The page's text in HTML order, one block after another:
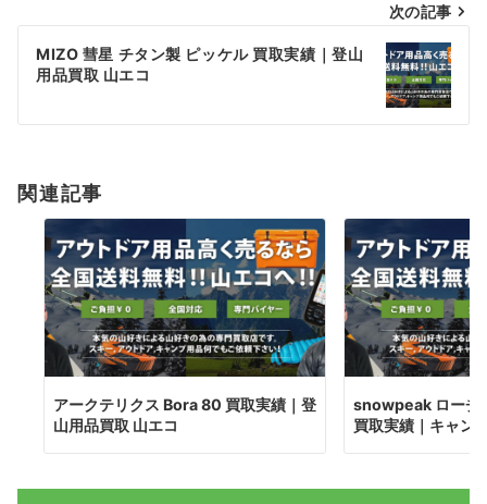
ビ
ゲ
ー
シ
ン
次の記事
MIZO 彗星 チタン製 ピッケル 買取実績｜登山
用品買取 山エコ
関連記事
アークテリクス Bora 80 買取実績｜登
山用品買取 山エコ
snowpeak ローチ
買取実績｜キャン